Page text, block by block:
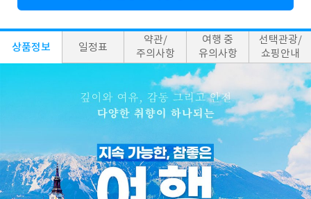
상품정보 일정표
약관/
주의사항
여행 중
유의사항
선택관광/
쇼핑안내